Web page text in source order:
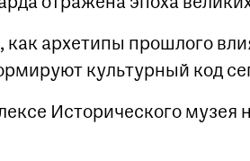
отражена эпоха
архетипы прошлого
культурный код
Исторического музея